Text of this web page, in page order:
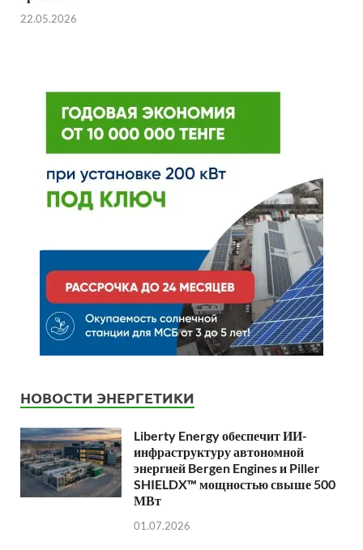
22.05.2026
НОВОСТИ ЭНЕРГЕТИКИ
Liberty Energy обеспечит ИИ-
инфраструктуру автономной
энергией Bergen Engines и Piller
SHIELDX™ мощностью свыше 500
МВт
01.07.2026